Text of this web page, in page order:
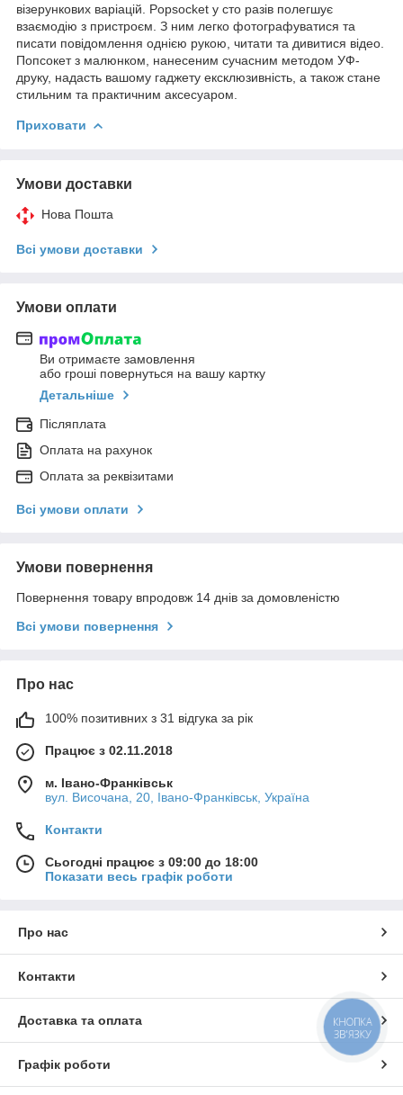
візерункових варіацій. Popsocket у сто разів полегшує
взаємодію з пристроєм. З ним легко фотографуватися та
писати повідомлення однією рукою, читати та дивитися відео.
Попсокет з малюнком, нанесеним сучасним методом УФ-
друку, надасть вашому гаджету ексклюзивність, а також стане
стильним та практичним аксесуаром.
Приховати
Умови доставки
Нова Пошта
Всі умови доставки
Умови оплати
Ви отримаєте замовлення
або гроші повернуться на вашу картку
Детальніше
Післяплата
Оплата на рахунок
Оплата за реквізитами
Всі умови оплати
Умови повернення
Повернення товару впродовж 14 днів за домовленістю
Всі умови повернення
Про нас
100% позитивних з 31 відгука за рік
Працює з 02.11.2018
м. Івано-Франківськ
вул. Височана, 20, Івано-Франківськ, Україна
Контакти
Сьогодні працює з 09:00 до 18:00
Показати весь графік роботи
Про нас
Контакти
Доставка та оплата
Графік роботи
КНОПКА
ЗВ'ЯЗКУ